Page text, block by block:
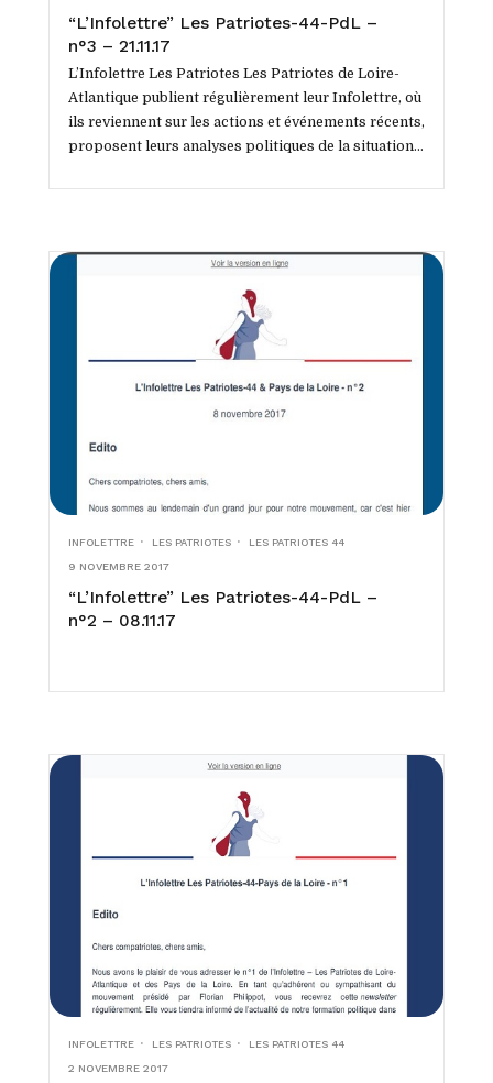
“L’Infolettre” Les Patriotes-44-PdL –
n°3 – 21.11.17
L’Infolettre Les Patriotes Les Patriotes de Loire-
Atlantique publient régulièrement leur Infolettre, où
ils reviennent sur les actions et événements récents,
proposent leurs analyses politiques de la situation
INFOLETTRE LES PATRIOTES
LES PATRIOTES 44
9 NOVEMBRE 2017
“L’Infolettre” Les Patriotes-44-PdL –
n°2 – 08.11.17
INFOLETTRE LES PATRIOTES
LES PATRIOTES 44
2 NOVEMBRE 2017